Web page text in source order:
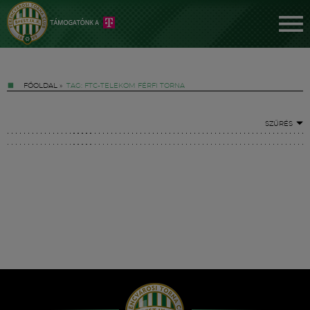
FŐOLDAL » TAG: FTC-TELEKOM FÉRFI TORNA
SZŰRÉS
Hírek